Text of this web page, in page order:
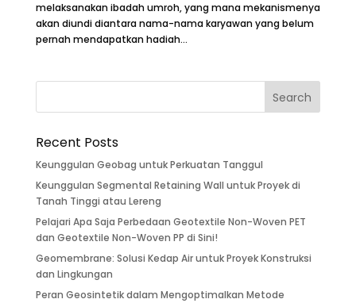
melaksanakan ibadah umroh, yang mana mekanismenya
akan diundi diantara nama-nama karyawan yang belum
pernah mendapatkan hadiah...
Recent Posts
Keunggulan Geobag untuk Perkuatan Tanggul
Keunggulan Segmental Retaining Wall untuk Proyek di
Tanah Tinggi atau Lereng
Pelajari Apa Saja Perbedaan Geotextile Non-Woven PET
dan Geotextile Non-Woven PP di Sini!
Geomembrane: Solusi Kedap Air untuk Proyek Konstruksi
dan Lingkungan
Peran Geosintetik dalam Mengoptimalkan Metode